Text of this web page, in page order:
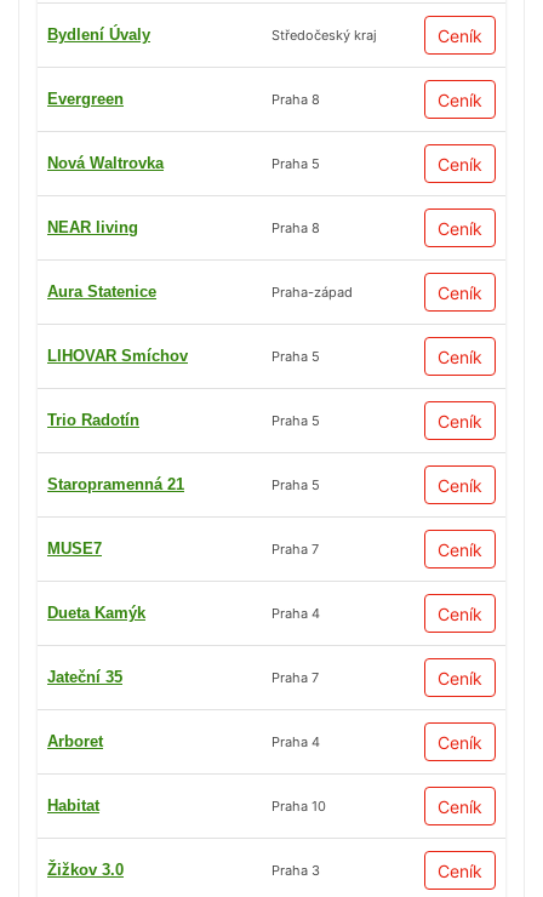
Bydlení Úvaly Středočeský kraj Ceník
Evergreen Praha 8 Ceník
Nová Waltrovka Praha 5 Ceník
NEAR living Praha 8 Ceník
Aura Statenice Praha-západ Ceník
LIHOVAR Smíchov Praha 5 Ceník
Trio Radotín Praha 5 Ceník
Staropramenná 21 Praha 5 Ceník
MUSE7 Praha 7 Ceník
Dueta Kamýk Praha 4 Ceník
Jateční 35 Praha 7 Ceník
Arboret Praha 4 Ceník
Habitat Praha 10 Ceník
Žižkov 3.0 Praha 3 Ceník